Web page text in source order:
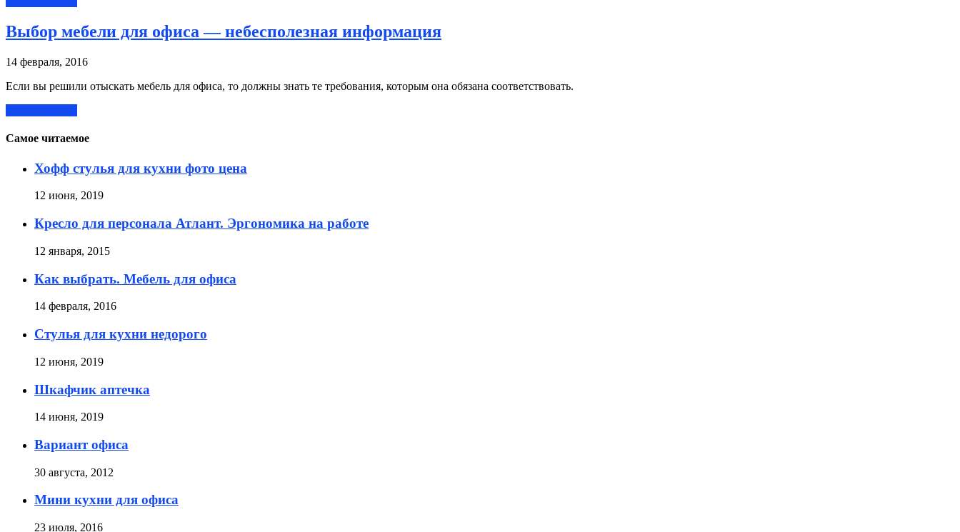
Выбор мебели для офиса — небесполезная информация
14 февраля, 2016
Если вы решили отыскать мебель для офиса, то должны знать те требования, которым она обязана соответствовать.
Самое читаемое
Хофф стулья для кухни фото цена
12 июня, 2019
Кресло для персонала Атлант. Эргономика на работе
12 января, 2015
Как выбрать. Мебель для офиса
14 февраля, 2016
Стулья для кухни недорого
12 июня, 2019
Шкафчик аптечка
14 июня, 2019
Вариант офиса
30 августа, 2012
Мини кухни для офиса
23 июля, 2016